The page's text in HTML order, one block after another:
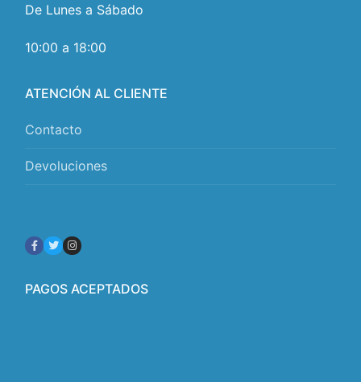
De Lunes a Sábado
10:00 a 18:00
ATENCIÓN AL CLIENTE
Contacto
Devoluciones
PAGOS ACEPTADOS